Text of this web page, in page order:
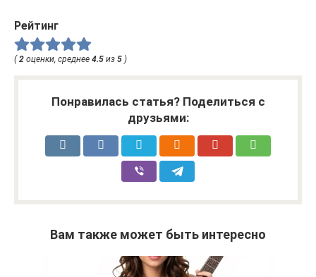
Рейтинг
(2 оценки, среднее 4.5 из 5 )
Понравилась статья? Поделиться с
друзьями:
Вам также может быть интересно